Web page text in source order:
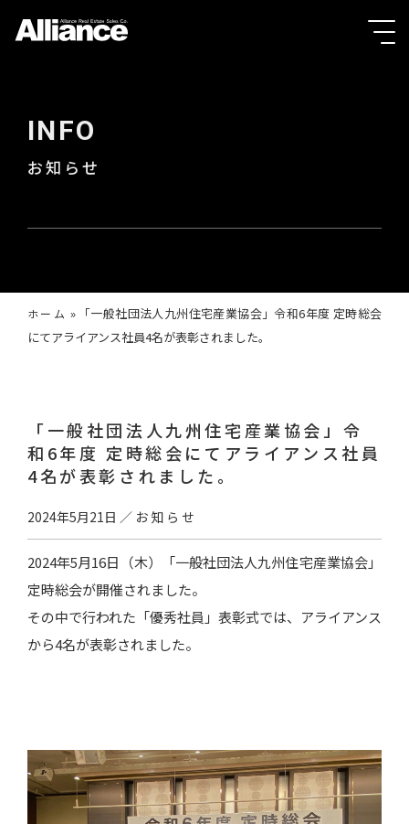
INFO
お知らせ
ホーム » 「一般社団法人九州住宅産業協会」令和6年度 定時総会
にてアライアンス社員4名が表彰されました。
「一般社団法人九州住宅産業協会」令
和6年度 定時総会にてアライアンス社員
4名が表彰されました。
2024年5月21日 ／ お知らせ
2024年5月16日（木）「一般社団法人九州住宅産業協会」
定時総会が開催されました。
その中で行われた「優秀社員」表彰式では、アライアンス
から4名が表彰されました。